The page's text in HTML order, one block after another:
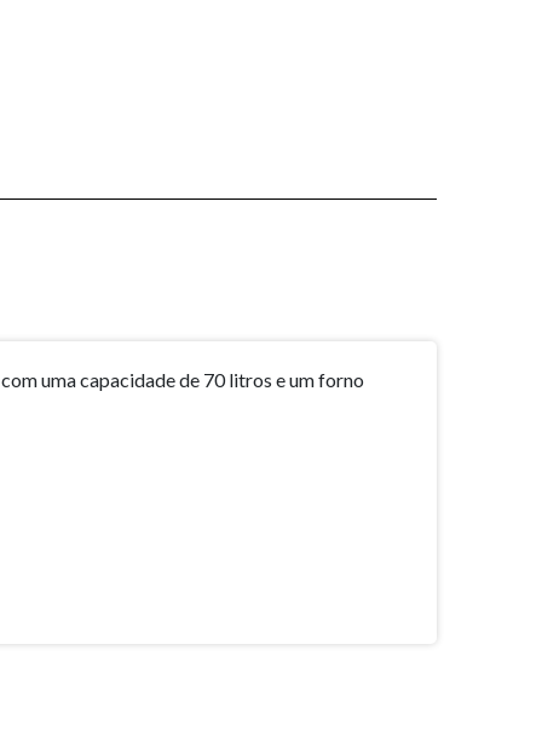
uma capacidade de 70 litros e um forno